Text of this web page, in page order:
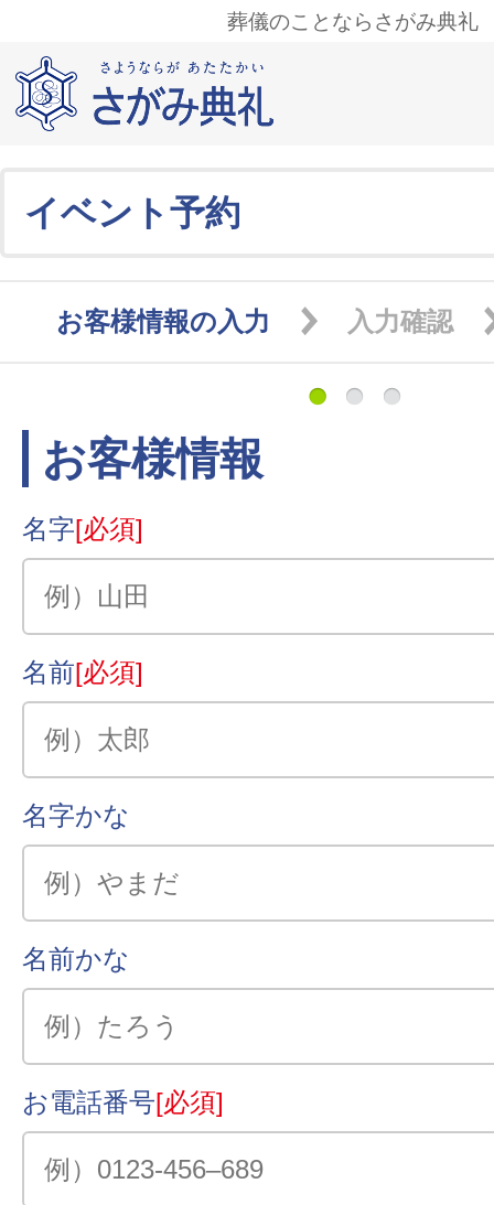
葬儀のことならさがみ典礼
イベント予約
お客様情報の入力 入力確認
お客様情報
名字[必須]
名前[必須]
名字かな
名前かな
お電話番号[必須]